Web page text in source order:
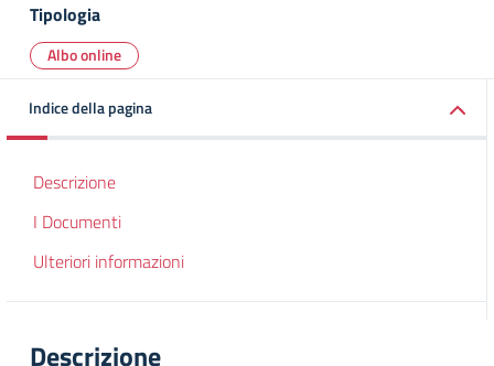
Tipologia
Albo online
Indice della pagina
Descrizione
I Documenti
Ulteriori informazioni
Descrizione